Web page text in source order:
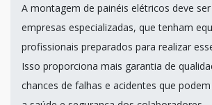
A montagem de painéis elétricos deve
empresas especializadas, que tenham
profissionais preparados para realizar
Isso proporciona mais garantia de
chances de falhas e acidentes que